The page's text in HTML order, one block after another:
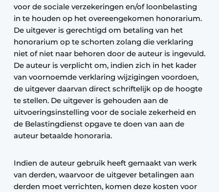
voor de sociale verzekeringen en/of loonbelasting
in te houden op het overeengekomen honorarium.
De uitgever is gerechtigd om betaling van het
honorarium op te schorten zolang die verklaring
niet of niet naar behoren door de auteur is ingevuld.
De auteur is verplicht om, indien zich in het kader
van voornoemde verklaring wijzigingen voordoen,
de uitgever daarvan direct schriftelijk op de hoogte
te stellen. De uitgever is gehouden aan de
uitvoeringsinstelling voor de sociale zekerheid en
de Belastingdienst opgave te doen van aan de
auteur betaalde honoraria.
Indien de auteur gebruik heeft gemaakt van werk
van derden, waarvoor de uitgever betalingen aan
derden moet verrichten, komen deze kosten voor